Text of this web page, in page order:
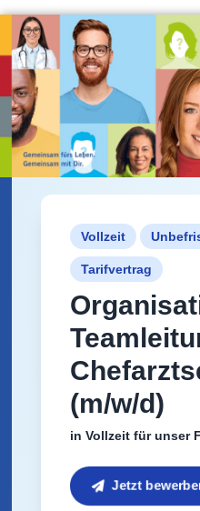
Vollzeit
Tarifvertrag
(m/w/d)
in Vollzeit für unser
Jetzt